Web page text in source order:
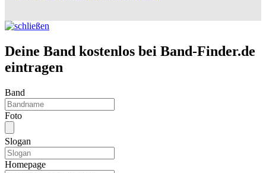
Deine Band kostenlos bei Band-Finder.de
eintragen
Band
Foto
Slogan
Homepage